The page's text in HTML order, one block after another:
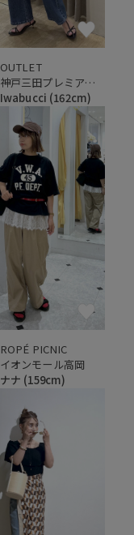
OUTLET
神戸三田プレミアム・アウトレット
Iwabucci (162cm)
ROPÉ PICNIC
イオンモール高岡
ナナ (159cm)